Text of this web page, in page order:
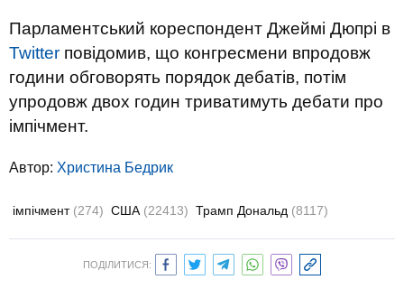
Парламентський кореспондент Джеймі Дюпрі в
Twitter повідомив, що конгресмени впродовж
години обговорять порядок дебатів, потім
упродовж двох годин триватимуть дебати про
імпічмент.
Автор: Христина Бедрик
імпічмент (274) США (22413) Трамп Дональд (8117)
ПОДІЛИТИСЯ: